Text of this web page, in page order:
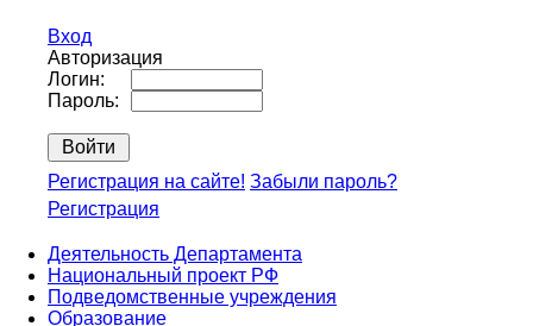
Вход
Авторизация
Логин:
Пароль:
Регистрация на сайте! Забыли пароль?
Регистрация
Деятельность Департамента
Национальный проект РФ
Подведомственные учреждения
Образование